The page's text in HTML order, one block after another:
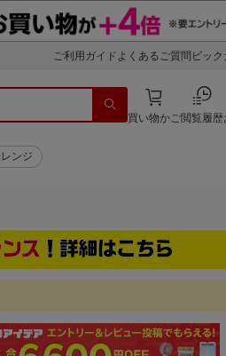
ご利用ガイド よくあるご質問 ビッ
買い物かご閲覧履歴
ンジ